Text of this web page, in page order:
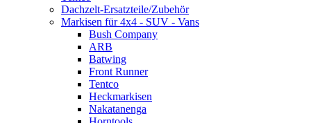
Dachzelt-Ersatzteile/Zubehör
Markisen für 4x4 - SUV - Vans
Bush Company
ARB
Batwing
Front Runner
Tentco
Heckmarkisen
Nakatanenga